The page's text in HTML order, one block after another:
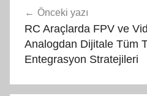
gezinmesi
Önceki yazı
RC Araçlarda FPV ve
Analogdan Dijitale Tüm
Entegrasyon Stratejileri